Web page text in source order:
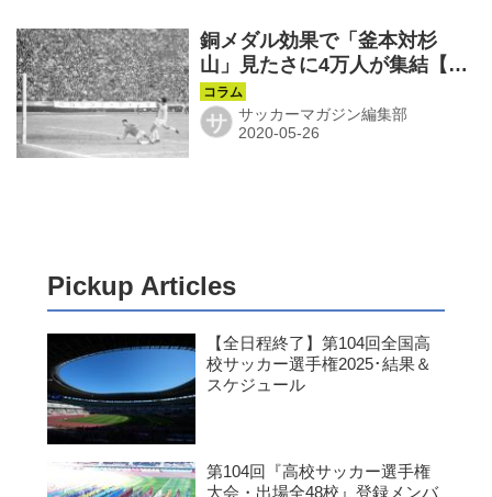
銅メダル効果で「釜本対杉
山」見たさに4万人が集結【連
載◎J前夜を歩く第17回】
サ サッカーマガジン編集部
Pickup Articles
【全日程終了】第104回全国高
校サッカー選手権2025･結果＆
スケジュール
第104回『高校サッカー選手権
大会・出場全48校』登録メンバ